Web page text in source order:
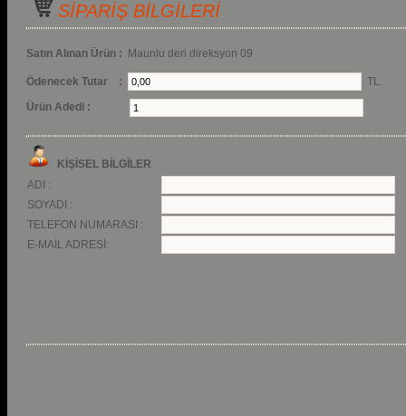
SİPARİŞ BİLGİLERİ
Satın Alınan Ürün : Maunlu deri direksyon 09
Ödenecek Tutar :
TL.
Ürün Adedi :
KİŞİSEL BİLGİLER
ADI :
SOYADI :
TELEFON NUMARASI :
E-MAİL ADRESİ: